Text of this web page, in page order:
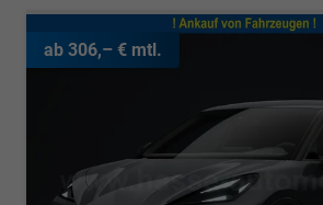
ab 306,– € mtl.